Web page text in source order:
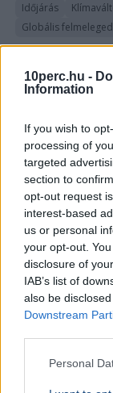
10perc.hu -
Information
If you wish to
processing of
targeted
section to
opt-out request
interest-based
us or personal
your opt-out.
disclosure of
IAB’s list of
also be
Downstream
Personal
Időjárás
Globális
Niño drámai,
változásokat
BELFÖLD 2026.
Eldőlt,
ügyész